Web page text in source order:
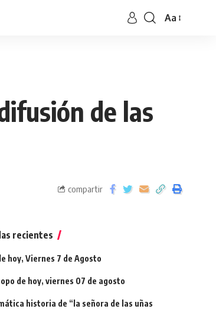
Aa
de las
compartir
recientes
hoy, Viernes 7 de Agosto
de hoy, viernes 07 de agosto
historia de “la señora de las uñas